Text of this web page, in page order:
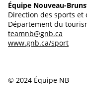
Équipe Nouveau-
Direction des sports et
Département du
teamnb@gnb.ca
www.gnb.ca/sport
© 2024 Équipe NB